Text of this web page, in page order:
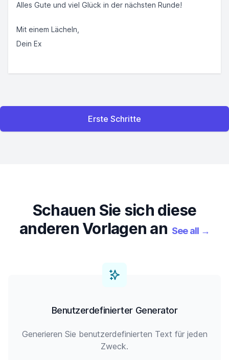
Alles Gute und viel Glück in der nächsten Runde!
Mit einem Lächeln,
Dein Ex
Erste Schritte
Schauen Sie sich diese
anderen Vorlagen an See all →
Benutzerdefinierter Generator
Generieren Sie benutzerdefinierten Text für jeden
Zweck.